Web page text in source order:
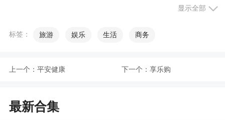
的无人驾驶技术，让更多的用户都可以享受无人驾
3、萝卜快跑有司机吗？萝卜快跑开通城市？萝
显示全部
标签： 旅游 娱乐 生活 商务
上一个： 平安健康 下一个： 享乐购
最新合集